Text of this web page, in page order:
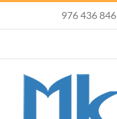
al
976 436 846